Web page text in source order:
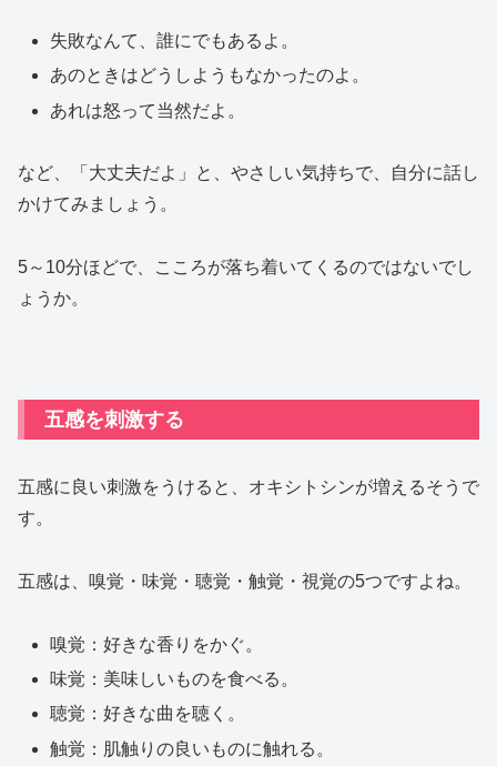
失敗なんて、誰にでもあるよ。
あのときはどうしようもなかったのよ。
あれは怒って当然だよ。
など、「大丈夫だよ」と、やさしい気持ちで、自分に話し
かけてみましょう。
5～10分ほどで、こころが落ち着いてくるのではないでし
ょうか。
五感を刺激する
五感に良い刺激をうけると、オキシトシンが増えるそうで
す。
五感は、嗅覚・味覚・聴覚・触覚・視覚の5つですよね。
嗅覚：好きな香りをかぐ。
味覚：美味しいものを食べる。
聴覚：好きな曲を聴く。
触覚：肌触りの良いものに触れる。